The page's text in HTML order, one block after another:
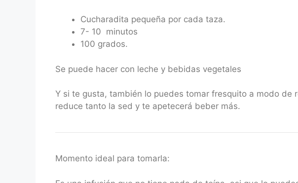
Cucharadita pequeña por cada taza.
7- 10 minutos
100 grados.
Se puede hacer con leche y bebidas vegetales
Y si te gusta, también lo puedes tomar fresquito a modo
reduce tanto la sed y te apetecerá beber más.
Momento ideal para tomarla: